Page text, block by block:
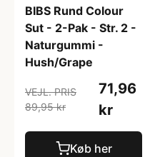
BIBS Rund Colour
Sut - 2-Pak - Str. 2 -
Naturgummi -
Hush/Grape
VEJL. PRIS
89,95 kr
71,96
kr
Køb her